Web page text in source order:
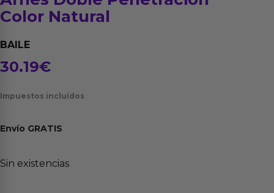
Color Natural
BAILE
30.19€
Impuestos incluídos
Envío GRATIS
Sin existencias